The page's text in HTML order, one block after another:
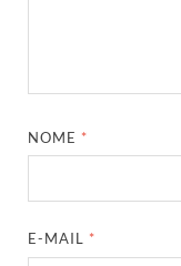
NOME *
E-MAIL *